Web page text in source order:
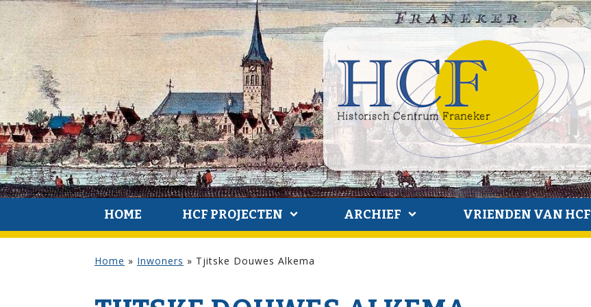
HOME HCF PROJECTEN ARCHIEF VRIENDEN VAN HCF
Home » Inwoners » Tjitske Douwes Alkema